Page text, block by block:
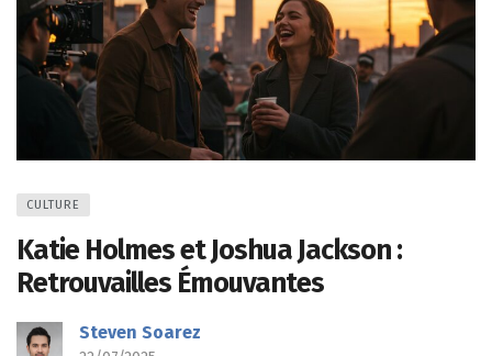
CULTURE
Katie Holmes et Joshua Jackson :
Retrouvailles Émouvantes
Steven Soarez